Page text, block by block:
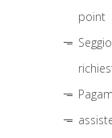
point